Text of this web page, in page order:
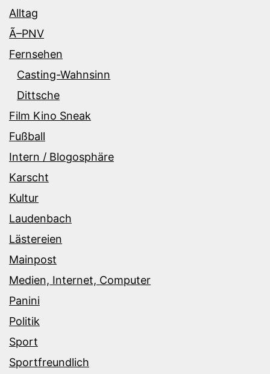
Alltag
Ã–PNV
Fernsehen
Casting-Wahnsinn
Dittsche
Film Kino Sneak
Fußball
Intern / Blogosphäre
Karscht
Kultur
Laudenbach
Lästereien
Mainpost
Medien, Internet, Computer
Panini
Politik
Sport
Sportfreundlich